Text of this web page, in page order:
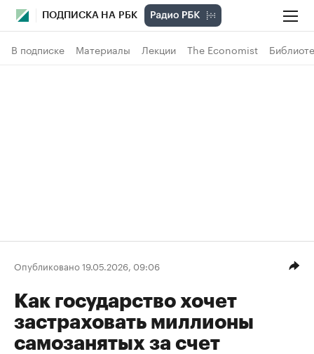
ПОДПИСКА НА РБК
В подписке Материалы Лекции The Economist
Опубликовано 19.05.2026, 09:06
Как государство хочет
застраховать миллионы
самозанятых за счет